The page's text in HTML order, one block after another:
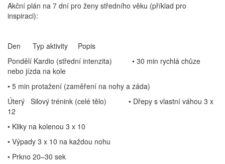
Akční plán na 7 dní pro ženy středního věku (příklad pro
inspiraci):
Den Typ aktivity Popis
Pondělí Kardio (střední intenzita) • 30 min rychlá chůze
nebo jízda na kole
• 5 min protažení (zaměření na nohy a záda)
Úterý Silový trénink (celé tělo) • Dřepy s vlastní váhou 3 x
12
• Kliky na kolenou 3 x 10
• Výpady 3 x 10 na každou nohu
• Prkno 20–30 sek